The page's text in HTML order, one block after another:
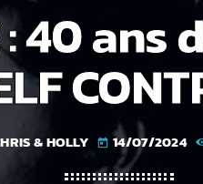
ans
& HOLLY today 14/07/2024